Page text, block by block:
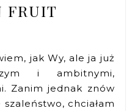
FRUIT
jak Wy, ale ja już
i ambitnymi,
Zanim jednak znów
chciałam